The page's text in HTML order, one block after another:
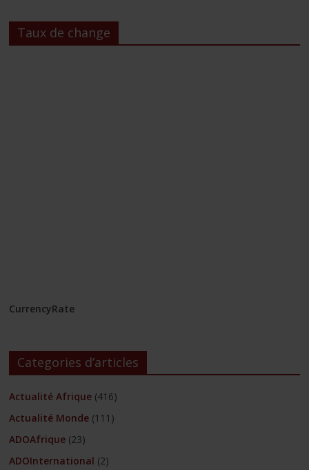
Taux de change
CurrencyRate
Categories d’articles
Actualité Afrique (416)
Actualité Monde (111)
ADOAfrique (23)
ADOInternational (2)